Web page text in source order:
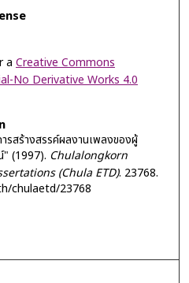
a Creative Commons
No Derivative Works 4.0
รสร้างสรรค์ผลงานเพลงของผู้
(1997). Chulalongkorn
(Chula ETD). 23768.
chulaetd/23768